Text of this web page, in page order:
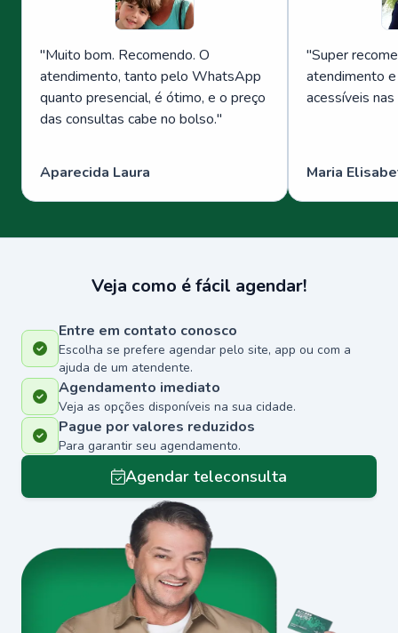
"Muito bom. Recomendo. O
atendimento, tanto pelo WhatsApp
quanto presencial, é ótimo, e o preço
das consultas cabe no bolso."
Aparecida Laura
"Super
atendimento
acessíveis
Maria
Veja como é fácil agendar!
Entre em contato conosco
Escolha se prefere agendar pelo site, app ou com a
ajuda de um atendente.
Agendamento imediato
Veja as opções disponíveis na sua cidade.
Pague por valores reduzidos
Para garantir seu agendamento.
Agendar teleconsulta